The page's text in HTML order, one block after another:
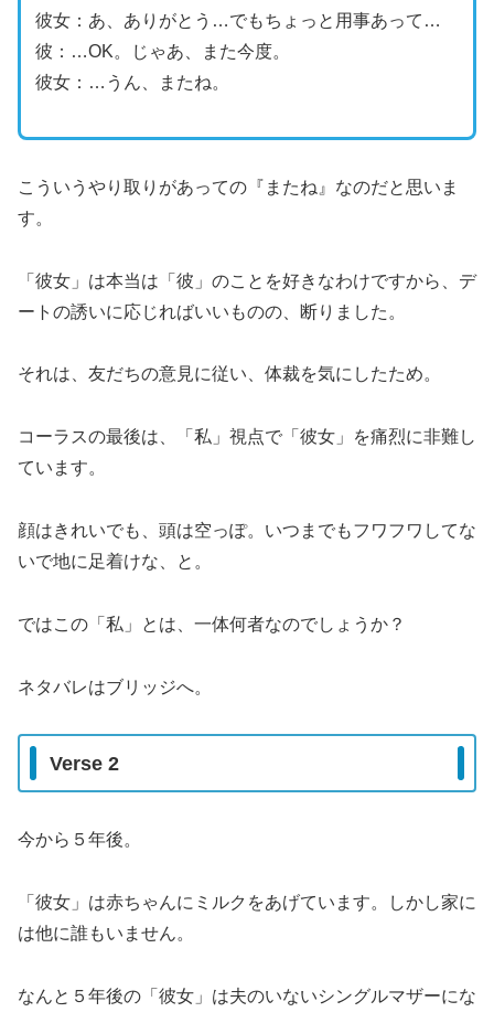
彼女：あ、ありがとう…でもちょっと用事あって…
彼：…OK。じゃあ、また今度。
彼女：…うん、またね。
こういうやり取りがあっての『またね』なのだと思いま
す。
「彼女」は本当は「彼」のことを好きなわけですから、デ
ートの誘いに応じればいいものの、断りました。
それは、友だちの意見に従い、体裁を気にしたため。
コーラスの最後は、「私」視点で「彼女」を痛烈に非難し
ています。
顔はきれいでも、頭は空っぽ。いつまでもフワフワしてな
いで地に足着けな、と。
ではこの「私」とは、一体何者なのでしょうか？
ネタバレはブリッジへ。
Verse 2
今から５年後。
「彼女」は赤ちゃんにミルクをあげています。しかし家に
は他に誰もいません。
なんと５年後の「彼女」は夫のいないシングルマザーにな